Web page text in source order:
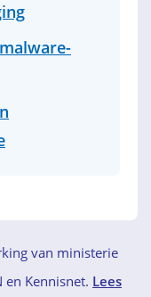
van ministerie
en Kennisnet. Lees